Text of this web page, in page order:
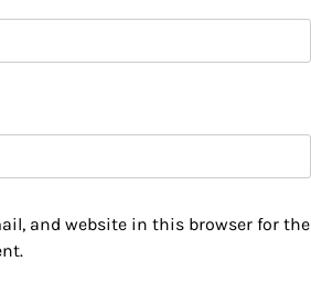
and website in this browser for the